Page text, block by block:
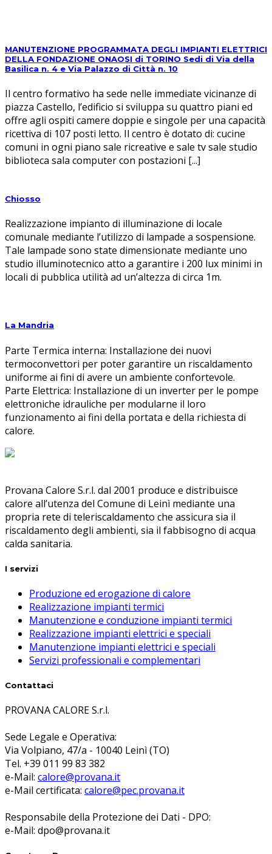
MANUTENZIONE PROGRAMMATA DEGLI IMPIANTI ELETTRICI
DELLA FONDAZIONE ONAOSI di TORINO Sedi di Via della
Basilica n. 4 e Via Palazzo di Città n. 10
Il centro formativo ha sede nelle immediate vicinanze di
piazza Castello, l’edificio si sviluppa su quattro piani ed
offre agli ospiti camere doppie e singole per una capacità
ricettiva di 107 posti letto. Il centro è dotato di: cucine
comuni in ogni piano sale ricreative e sale tv sale studio
biblioteca sala computer con postazioni [...]
Chiosso
Realizzazione impianto di illuminazione di locale
comunale mediante l’utilizzo di lampade a sospensione.
Tale lampade sono state dimensionate mediante uno
studio illuminotecnico atto a garantire i 200 lux minimi in
locali di pubblica utilità ad un’altezza di circa 1m.
La Mandria
Parte Termica interna: Installazione dei nuovi
termoconvettori per poter garantire un riscaldamento
uniforme ai fini di avere un ambiente confortevole.
Parte Elettrica: Installazione di un inverter per le pompe
elettroniche idrauliche per modularne il loro
funzionamento ai fini della portata e della richiesta di
calore.
Provana Calore S.r.l. dal 2001 produce e distribuisce
calore all’utenza del Comune di Leinì mediante una
propria rete di teleriscaldamento che assicura sia il
riscaldamento degli ambienti, sia il fabbisogno di acqua
calda sanitaria.
I servizi
Produzione ed erogazione di calore
Realizzazione impianti termici
Manutenzione e conduzione impianti termici
Realizzazione impianti elettrici e speciali
Manutenzione impianti elettrici e speciali
Servizi professionali e complementari
Contattaci
PROVANA CALORE S.r.l.
Sede Legale e Operativa:
Via Volpiano, 47/a - 10040 Leinì (TO)
Tel. +39 011 99 83 382
e-Mail: calore@provana.it
e-Mail certificata: calore@pec.provana.it
Responsabile della Protezione dei Dati - DPO:
e-Mail: dpo@provana.it